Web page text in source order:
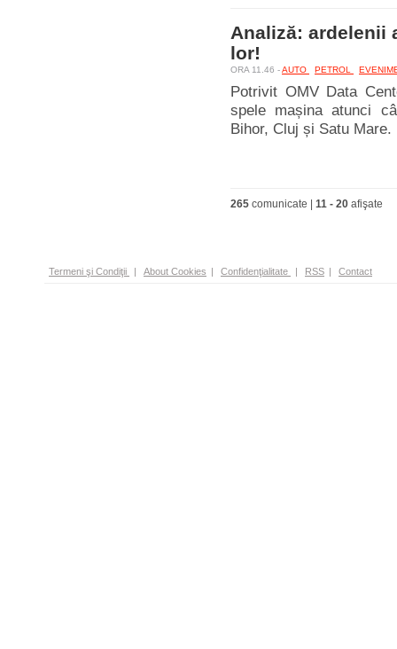
Analiză: ardelenii
lor!
ORA 11.46 -AUTO PETROL
Potrivit OMV Data
spele mașina atunci
Bihor, Cluj și Satu
265 comunicate | 11 - 20 afişate
Termeni şi Condiţii | About Cookies | Confidenţialitate | RSS | Contact